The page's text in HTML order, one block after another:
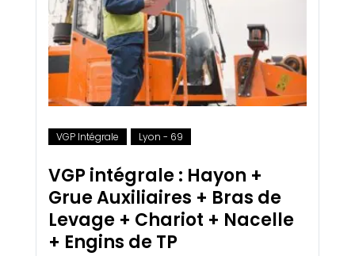
VGP Intégrale Lyon - 69
VGP intégrale : Hayon +
Grue Auxiliaires + Bras de
Levage + Chariot + Nacelle
+ Engins de TP